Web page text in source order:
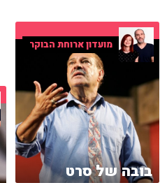
מועדון ארוחת הבוקר
בובה של סרט